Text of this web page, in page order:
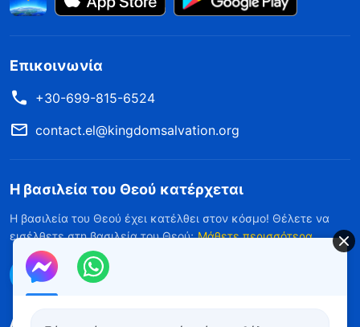
Επικοινωνία
+30-699-815-6524
contact.el@kingdomsalvation.org
Η βασιλεία του Θεού κατέρχεται
Η βασιλεία του Θεού έχει κατέλθει στον κόσμο! Θέλετε να
εισέλθετε στη βασιλεία του Θεού; Μάθετε περισσότερα
Επικοινωνήστε μαζί μας μέσω Messenger
Ακολουθήστε μας